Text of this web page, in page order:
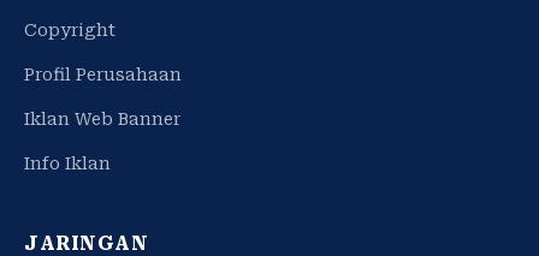
Copyright
Profil Perusahaan
Iklan Web Banner
Info Iklan
JARINGAN